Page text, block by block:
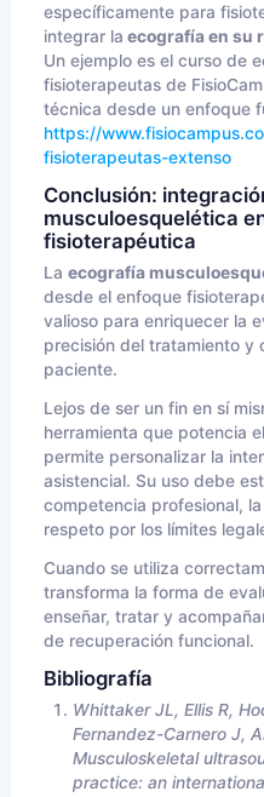
específicamente para
integrar la ecografía en su
Un ejemplo es el curso de
fisioterapeutas de
técnica desde un enfoque
https://
fisioterapeutas-extenso
Conclusión:
musculoesquelética
fisioterapéutica
La ecografía
desde el enfoque
valioso para enriquecer la
precisión del tratamiento y
paciente.
Lejos de ser un fin en sí
herramienta que potencia
permite personalizar la
asistencial. Su uso debe
competencia profesional,
respeto por los límites
Cuando se utiliza
transforma la forma de
enseñar, tratar y
de recuperación funcional.
Bibliografía
Whittaker JL, Ellis R,
Fernandez-Carnero J,
Musculoskeletal
practice: an